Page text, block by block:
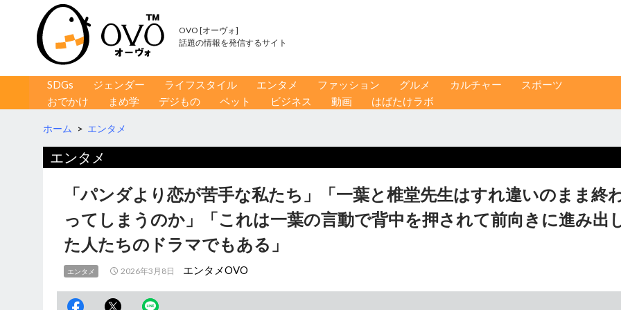
OVO [オーヴォ]
話題の情報を発信するサイト
コンテンツへ移動
SDGs ジェンダー ライフスタイル エンタメ ファッション グルメ カルチャー
スポーツ
おでかけ
まめ学 デジもの ペット ビジネス 動画 はばたけラボ
ホーム > エンタメ
エンタメ
「パンダより恋が苦手な私たち」「一葉と椎堂先生はすれ違いのまま終
ってしまうのか」「これは一葉の言動で背中を押されて前向きに進み出
た人たちのドラマでもある」
エンタメ 2026年3月8日 エンタメOVO